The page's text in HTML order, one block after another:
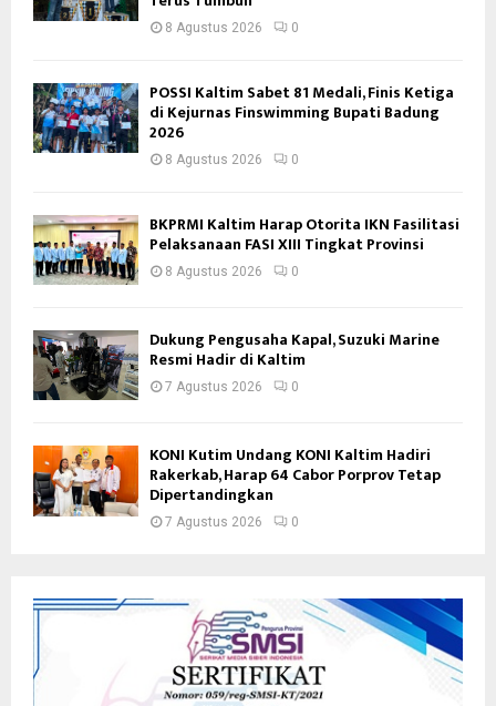
8 Agustus 2026 0
POSSI Kaltim Sabet 81 Medali, Finis Ketiga
di Kejurnas Finswimming Bupati Badung
2026
8 Agustus 2026 0
BKPRMI Kaltim Harap Otorita IKN Fasilitasi
Pelaksanaan FASI XIII Tingkat Provinsi
8 Agustus 2026 0
Dukung Pengusaha Kapal, Suzuki Marine
Resmi Hadir di Kaltim
7 Agustus 2026 0
KONI Kutim Undang KONI Kaltim Hadiri
Rakerkab, Harap 64 Cabor Porprov Tetap
Dipertandingkan
7 Agustus 2026 0